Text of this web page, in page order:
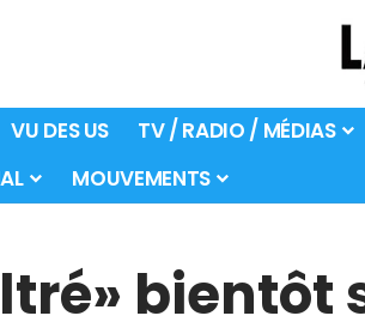
VU DES US TV / RADIO / MÉDIAS
MOUVEMENTS
bientôt